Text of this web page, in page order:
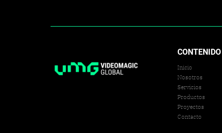
CONTENIDO
Inicio
Nosotros
Servicios
Productos
Proyectos
Contacto